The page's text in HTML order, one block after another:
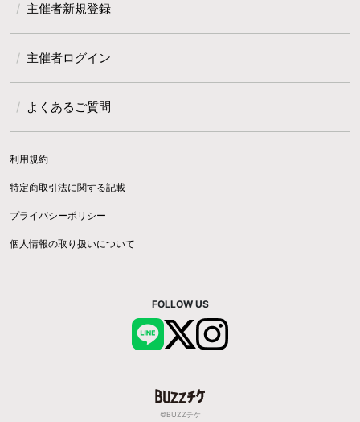
主催者新規登録
主催者ログイン
よくあるご質問
利用規約
特定商取引法に関する記載
プライバシーポリシー
個人情報の取り扱いについて
FOLLOW US
©BUZZチケ